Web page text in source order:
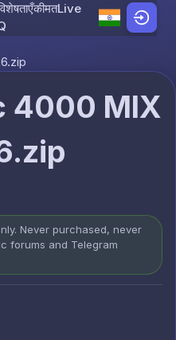
to content
कीमतLive
4000 MIX
Never purchased, never
forums and Telegram